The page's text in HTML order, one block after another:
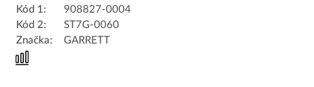
Kód 1:
908827-0004
Kód 2:
ST7G-0060
Značka:
GARRETT